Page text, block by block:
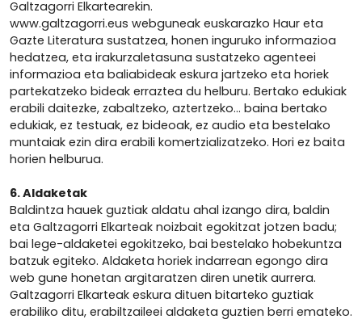
Galtzagorri Elkartearekin.
www.galtzagorri.eus webguneak euskarazko Haur eta
Gazte Literatura sustatzea, honen inguruko informazioa
hedatzea, eta irakurzaletasuna sustatzeko agenteei
informazioa eta baliabideak eskura jartzeko eta horiek
partekatzeko bideak erraztea du helburu. Bertako edukiak
erabili daitezke, zabaltzeko, aztertzeko... baina bertako
edukiak, ez testuak, ez bideoak, ez audio eta bestelako
muntaiak ezin dira erabili komertzializatzeko. Hori ez baita
horien helburua.
6. Aldaketak
Baldintza hauek guztiak aldatu ahal izango dira, baldin
eta Galtzagorri Elkarteak noizbait egokitzat jotzen badu;
bai lege-aldaketei egokitzeko, bai bestelako hobekuntza
batzuk egiteko. Aldaketa horiek indarrean egongo dira
web gune honetan argitaratzen diren unetik aurrera.
Galtzagorri Elkarteak eskura dituen bitarteko guztiak
erabiliko ditu, erabiltzaileei aldaketa guztien berri emateko.